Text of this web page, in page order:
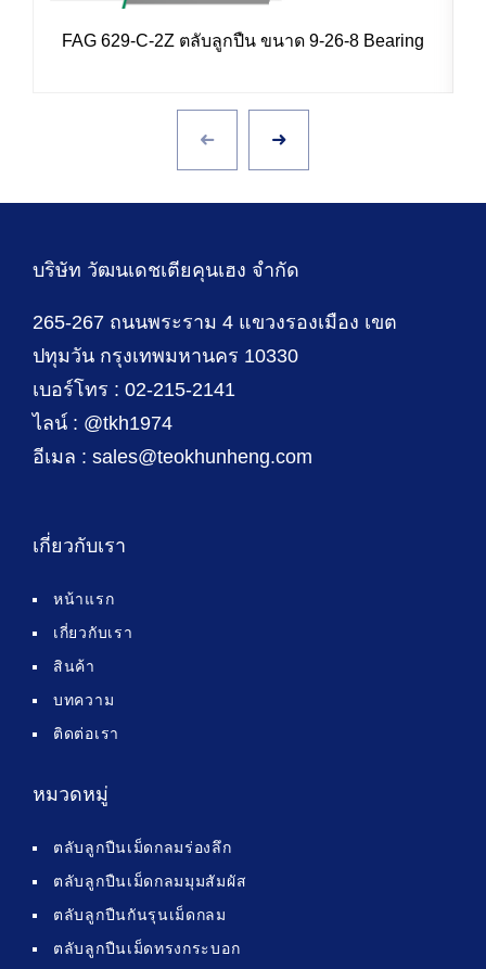
FAG 629-C-2Z ตลับลูกปืน ขนาด 9-26-8 Bearing
บริษัท วัฒนเดชเตียคุนเฮง จำกัด
265-267 ถนนพระราม 4 แขวงรองเมือง เขต
ปทุมวัน กรุงเทพมหานคร 10330
เบอร์โทร : 02-215-2141
ไลน์ : @tkh1974
อีเมล : sales@teokhunheng.com
เกี่ยวกับเรา
หน้าแรก
เกี่ยวกับเรา
สินค้า
บทความ
ติดต่อเรา
หมวดหมู่
ตลับลูกปืนเม็ดกลมร่องลึก
ตลับลูกปืนเม็ดกลมมุมสัมผัส
ตลับลูกปืนกันรุนเม็ดกลม
ตลับลูกปืนเม็ดทรงกระบอก